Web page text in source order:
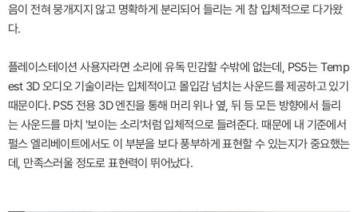
음이 전혀 뭉개지지 않고 명확하게 분리되어 들리는 게 참 입체적으로 다가왔
다.
플레이스테이션 사용자라면 소리에 유독 민감할 수밖에 없는데, PS5는 Temp
est 3D 오디오 기술이라는 입체적이고 몰입감 넘치는 사운드를 제공하고 있기
때문이다. PS5 전용 3D 엔진을 통해 머리 위나 옆, 뒤 등 모든 방향에서 들리
는 사운드를 마치 '보이는 소리'처럼 입체적으로 들려준다. 때문에 내 기준에서
펄스 엘리베이트에서도 이 부분을 보다 풍부하게 표현할 수 있는지가 중요했는
데, 만족스러울 정도로 표현력이 뛰어났다.